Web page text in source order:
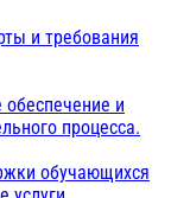
и требования
обеспечение и
процесса.
обучающихся